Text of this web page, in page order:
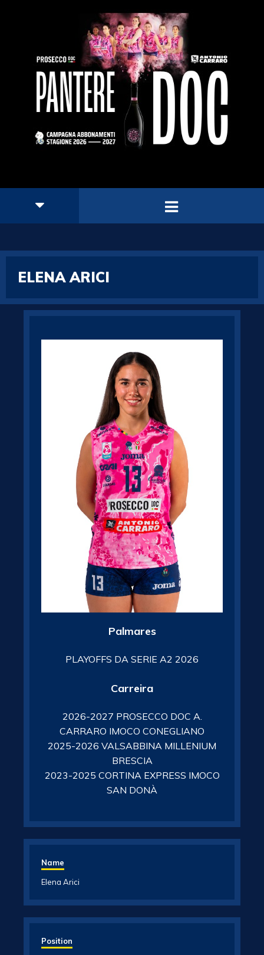
ELENA ARICI
Palmares
PLAYOFFS DA SERIE A2 2026
Carreira
2026-2027 PROSECCO DOC A.
CARRARO IMOCO CONEGLIANO
2025-2026 VALSABBINA MILLENIUM
BRESCIA
2023-2025 CORTINA EXPRESS IMOCO
SAN DONÀ
Name
Elena Arici
Position